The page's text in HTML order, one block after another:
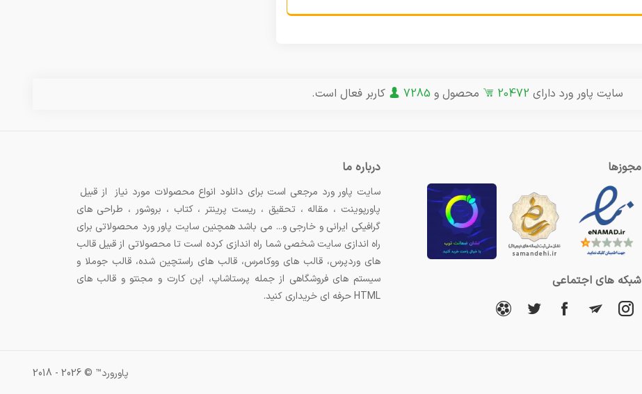
سایت پاور ورد دارای 20472 محصول و 7285 کاربر فعال است.
مجوزها
شبکه های اجتماعی
درباره ما
سایت پاور ورد مرجعی است برای دانلود انواع محصولات مورد نیاز از قبیل
پاورپوینت ، مقاله ، تحقیق ، ریست پرینتر ، کتاب ، بروشور ، طراحی های
گرافیکی ایرانی و خارجی و... می باشد همچنین سایت پاور ورد محصولاتی برای
راه اندازی سایت شخصی شما راه اندازی کرده است تا محصولاتی از قبیل قالب
های وردپرس، قالب های ووکامرس، قالب های راستچین شده، قالب جوملا و
سیستم های فروشگاهی از جمله پرستاشاپ، اپن کارت و مجنتو و قالب های
HTML حرفه ای خریداری کنید.
پاورورد™ © 2026 - 2018